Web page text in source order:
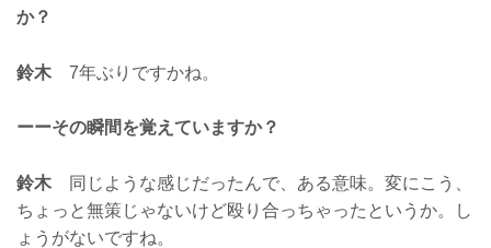
か？
鈴木 7年ぶりですかね。
ーーその瞬間を覚えていますか？
鈴木 同じような感じだったんで、ある意味。変にこう、
ちょっと無策じゃないけど殴り合っちゃったというか。し
ょうがないですね。